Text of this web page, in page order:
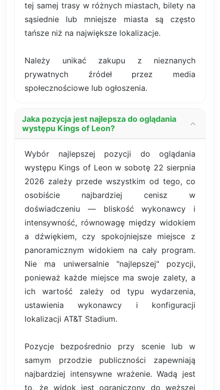
tej samej trasy w różnych miastach, bilety na
sąsiednie lub mniejsze miasta są często
tańsze niż na największe lokalizacje.
Należy unikać zakupu z nieznanych
prywatnych źródeł przez media
społecznościowe lub ogłoszenia.
Jaka pozycja jest najlepsza do oglądania
występu Kings of Leon?
Wybór najlepszej pozycji do oglądania
występu Kings of Leon w sobotę 22 sierpnia
2026 zależy przede wszystkim od tego, co
osobiście najbardziej cenisz w
doświadczeniu — bliskość wykonawcy i
intensywność, równowagę między widokiem
a dźwiękiem, czy spokojniejsze miejsce z
panoramicznym widokiem na cały program.
Nie ma uniwersalnie "najlepszej" pozycji,
ponieważ każde miejsce ma swoje zalety, a
ich wartość zależy od typu wydarzenia,
ustawienia wykonawcy i konfiguracji
lokalizacji AT&T Stadium.
Pozycje bezpośrednio przy scenie lub w
samym przodzie publiczności zapewniają
najbardziej intensywne wrażenie. Wadą jest
to, że widok jest ograniczony do węższej